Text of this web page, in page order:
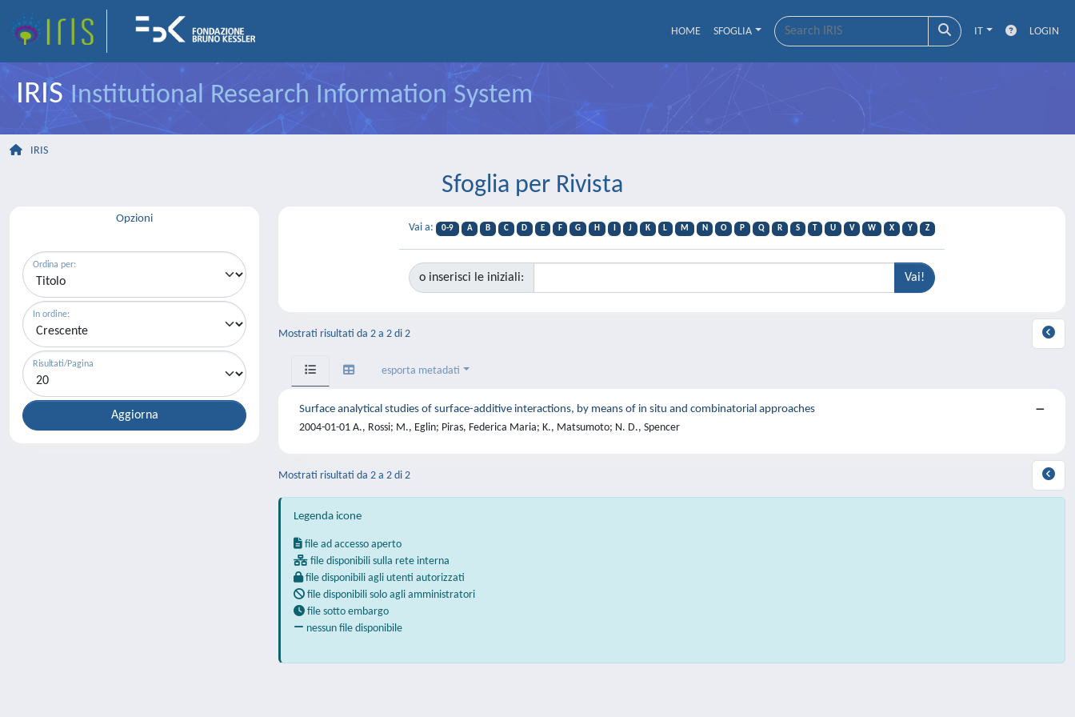
HOME SFOGLIA IT LOGIN
IRISInstitutional Research Information System
IRIS
Sfoglia per Rivista
Opzioni
Ordina per:
In ordine:
Risultati/Pagina
Vai a: 0-9 A B C D E F G H J K L M N O P Q R S T U V W X Y Z
o inserisci le iniziali:
Mostrati risultati da 2 a 2 di 2
esporta metadati
Surface analytical studies of surface-additive interactions, by means of in situ and combinatorial approaches
2004-01-01 A., Rossi; M., Eglin; Piras, Federica Maria; K., Matsumoto; N. D., Spencer
Mostrati risultati da 2 a 2 di 2
Legenda icone
file ad accesso aperto
file disponibili sulla rete interna
file disponibili agli utenti autorizzati
file disponibili solo agli amministratori
file sotto embargo
nessun file disponibile